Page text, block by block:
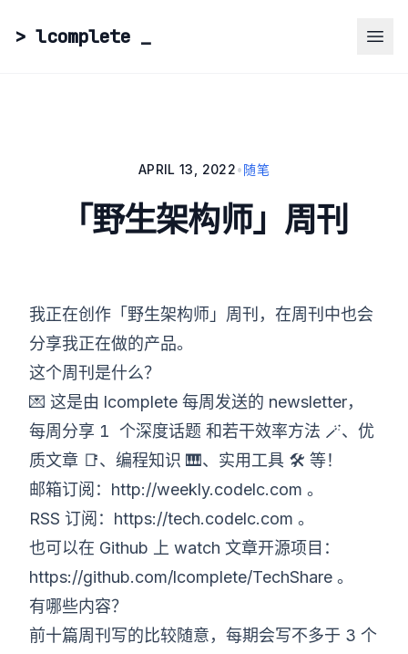
> lcomplete _
APRIL 13, 2022•随笔
「野生架构师」周刊
我正在创作「野生架构师」周刊，在周刊中也会
分享我正在做的产品。
这个周刊是什么？
💌 这是由 lcomplete 每周发送的 newsletter，
每周分享 1 个深度话题 和若干效率方法 🪄、优
质文章 📑、编程知识 🎹、实用工具 🛠️ 等！
邮箱订阅： http://weekly.codelc.com 。
RSS 订阅： https://tech.codelc.com 。
也可以在 Github 上 watch 文章开源项目：
https://github.com/lcomplete/TechShare 。
有哪些内容？
前十篇周刊写的比较随意，每期会写不多于 3 个